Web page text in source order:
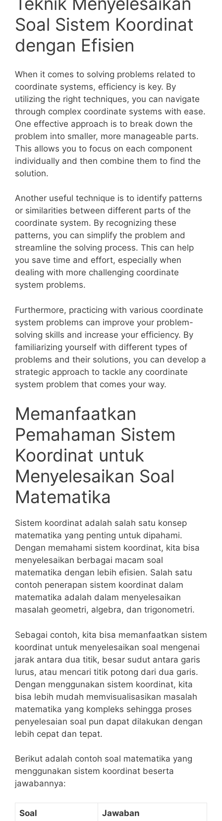
Soal Sistem⁢ Koordinat
dengan Efisien
When ​it comes​ to‍ solving‌ problems⁢ related to
coordinate systems,​ efficiency is key. By
utilizing the⁤ right⁣ techniques, you can navigate
through ⁢complex coordinate systems⁢ with ease.‍
One effective approach ⁤is⁣ to break⁤ down⁤ the
problem ⁣into smaller, ⁢more ⁤manageable parts.​
This‌ allows ⁣you to focus on each component
⁤individually and then​ combine them to find the
solution.
Another⁤ useful technique is to identify patterns
or similarities ‌between ‌different ⁢parts ​of the
coordinate system. By recognizing these
patterns, ⁤you ⁢can simplify ⁢the problem and
streamline the solving process. ⁢This can help
you​ save ⁣time and ⁣effort, especially⁤ when
⁢dealing with ⁣more ⁣challenging coordinate⁣
system problems.
Furthermore, practicing with various coordinate
system problems⁣ can⁢ improve your problem-
solving skills and⁤ increase‌ your efficiency. ​By
‌familiarizing yourself with different types of
problems and their solutions, ⁢you can develop a‍
strategic approach to tackle​ any coordinate
system⁣ problem that comes your way.
Memanfaatkan
Pemahaman Sistem
Koordinat untuk
Menyelesaikan Soal
Matematika
Sistem koordinat adalah ​salah ‍satu konsep
matematika yang penting untuk dipahami.
Dengan ‌memahami sistem koordinat, kita⁢ bisa
menyelesaikan berbagai macam soal
‍matematika ‍dengan lebih efisien. Salah ⁢satu
contoh ⁤penerapan ‌sistem koordinat dalam
matematika‌ adalah dalam menyelesaikan
masalah geometri, algebra, dan trigonometri.
Sebagai contoh, ⁢kita bisa memanfaatkan sistem
‍koordinat⁢ untuk⁢ menyelesaikan soal mengenai
jarak ‍antara dua‌ titik, besar sudut antara garis‌
lurus, atau mencari titik potong dari dua garis.
Dengan menggunakan ⁣sistem⁢ koordinat, kita
⁢bisa lebih mudah memvisualisasikan⁢ masalah
matematika yang kompleks sehingga proses
penyelesaian​ soal pun dapat dilakukan dengan
lebih cepat dan tepat.
Berikut adalah ‌contoh⁢ soal ⁢matematika⁣ yang
menggunakan ​sistem koordinat beserta
jawabannya:
Soal Jawaban